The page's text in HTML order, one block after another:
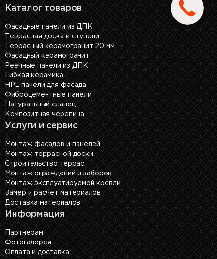
Каталог товаров
Фасадные панели из ДПК
Террасная доска и ступени
Террасный керамогранит 20 мм
Фасадный керамогранит
Реечные панели из ДПК
Гибкая керамика
HPL панели для фасада
Фиброцементные панели
Натуральный сланец
Композитная черепица
Услуги и сервис
Монтаж фасадов и панелей
Монтаж террасной доски
Строительство террас
Монтаж ограждений и заборов
Монтаж эксплуатируемой кровли
Замер и расчет материалов
Доставка материалов
Информация
Партнерам
Фотогалерея
Оплата и доставка